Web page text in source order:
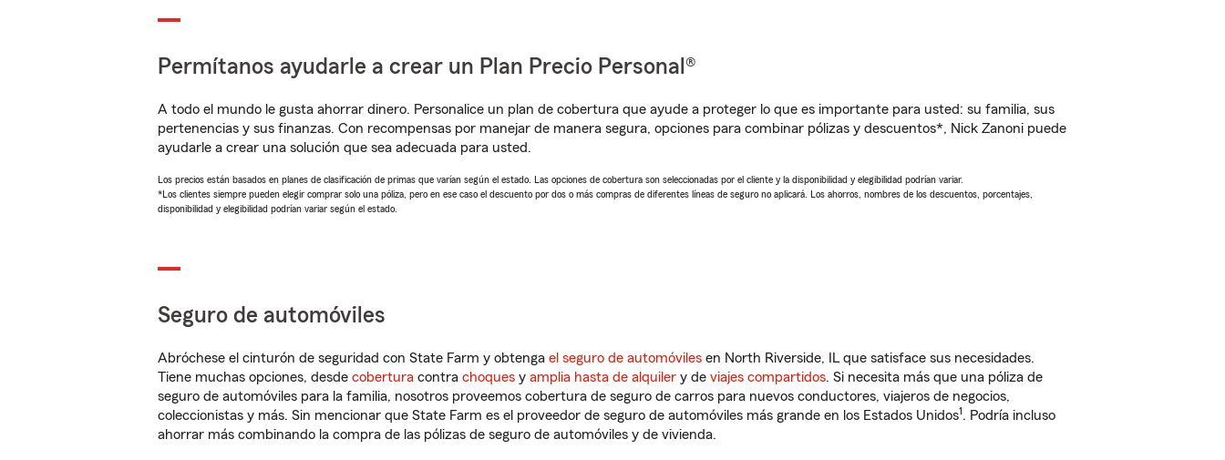
Permítanos ayudarle a crear un Plan Precio Personal®
A todo el mundo le gusta ahorrar dinero. Personalice un plan de cobertura que ayude a proteger lo que es importante para usted: su familia, sus
pertenencias y sus finanzas. Con recompensas por manejar de manera segura, opciones para combinar pólizas y descuentos*, Nick Zanoni puede
ayudarle a crear una solución que sea adecuada para usted.
Los precios están basados en planes de clasificación de primas que varían según el estado. Las opciones de cobertura son seleccionadas por el cliente y la disponibilidad y elegibilidad podrían variar.
*Los clientes siempre pueden elegir comprar solo una póliza, pero en ese caso el descuento por dos o más compras de diferentes líneas de seguro no aplicará. Los ahorros, nombres de los descuentos, porcentajes,
disponibilidad y elegibilidad podrían variar según el estado.
Seguro de automóviles
Abróchese el cinturón de seguridad con State Farm y obtenga el seguro de automóviles en North Riverside, IL que satisface sus necesidades.
Tiene muchas opciones, desde cobertura contra choques y amplia hasta de alquiler y de viajes compartidos. Si necesita más que una póliza de
seguro de automóviles para la familia, nosotros proveemos cobertura de seguro de carros para nuevos conductores, viajeros de negocios,
coleccionistas y más. Sin mencionar que State Farm es el proveedor de seguro de automóviles más grande en los Estados Unidos1. Podría incluso
ahorrar más combinando la compra de las pólizas de seguro de automóviles y de vivienda.